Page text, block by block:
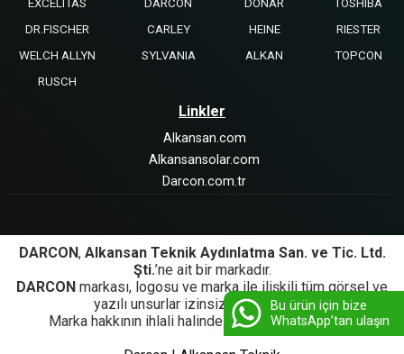
Bu ürün için bize
WhatsApp’tan ulaşın
EXCELITAS
DARCON DONAR
TOSHIBA
DR.FISCHER
CARLEY HEINE
RIESTER
WELCH ALLYN
SYLVANIA ALKAN
TOPCON
RUSCH
Linkler
Alkansan.com
Alkansansolar.com
Darcon.com.tr
DARCON, Alkansan Teknik Aydınlatma San. ve Tic. Ltd.
Şti.’ne ait bir markadır.
DARCON markası, logosu ve marka ile ilişkili tüm görsel ve
yazılı unsurlar izinsiz kullanılamaz.
Marka hakkının ihlali halinde yasal işlem başlatılır.